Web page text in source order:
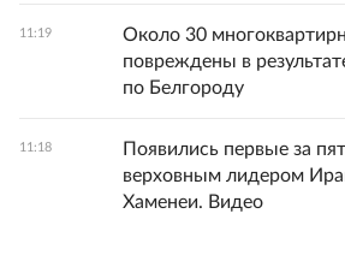
11:19
Около 30
повреждены в
по Белгороду
11:18
Появились первые за
верховным лидером
Хаменеи. Видео